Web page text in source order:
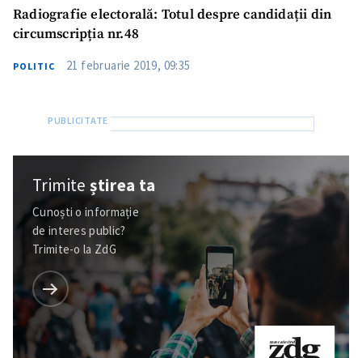
Radiografie electorală: Totul despre candidații din
circumscripția nr.48
POLITIC 21 februarie 2019, 09:35
Trimiteștirea ta
Cunoști o informație
de interes public?
Trimite-o la ZdG